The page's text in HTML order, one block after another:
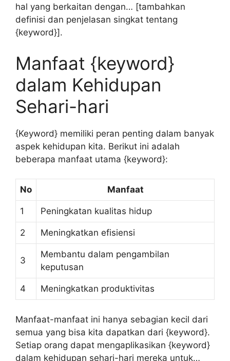
hal yang berkaitan dengan… [tambahkan
definisi dan penjelasan singkat tentang
{keyword}].
Manfaat {keyword}
dalam Kehidupan
Sehari-hari
{Keyword} memiliki peran penting dalam banyak
aspek kehidupan kita. Berikut ini adalah
beberapa manfaat utama {keyword}:
No Manfaat
1 Peningkatan kualitas hidup
2 Meningkatkan efisiensi
3
Membantu dalam pengambilan
keputusan
4 Meningkatkan produktivitas
Manfaat-manfaat ini hanya sebagian kecil dari
semua yang bisa kita dapatkan dari {keyword}.
Setiap orang dapat mengaplikasikan {keyword}
dalam kehidupan sehari-hari mereka untuk…